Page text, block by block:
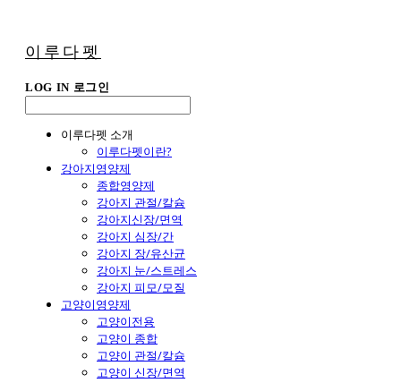
이루다펫
LOG IN 로그인
이루다펫 소개
이루다펫이란?
강아지영양제
종합영양제
강아지 관절/칼슘
강아지신장/면역
강아지 심장/간
강아지 장/유산균
강아지 눈/스트레스
강아지 피모/모질
고양이영양제
고양이전용
고양이 종합
고양이 관절/칼슘
고양이 신장/면역